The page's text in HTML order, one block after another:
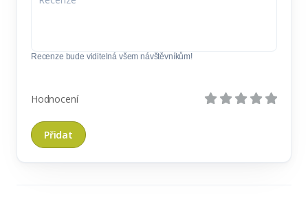
Recenze bude viditelná všem návštěvníkům!
Hodnocení